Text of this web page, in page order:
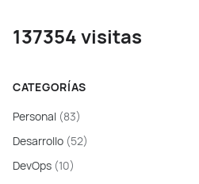
137354 visitas
CATEGORÍAS
Personal (83)
Desarrollo (52)
DevOps (10)